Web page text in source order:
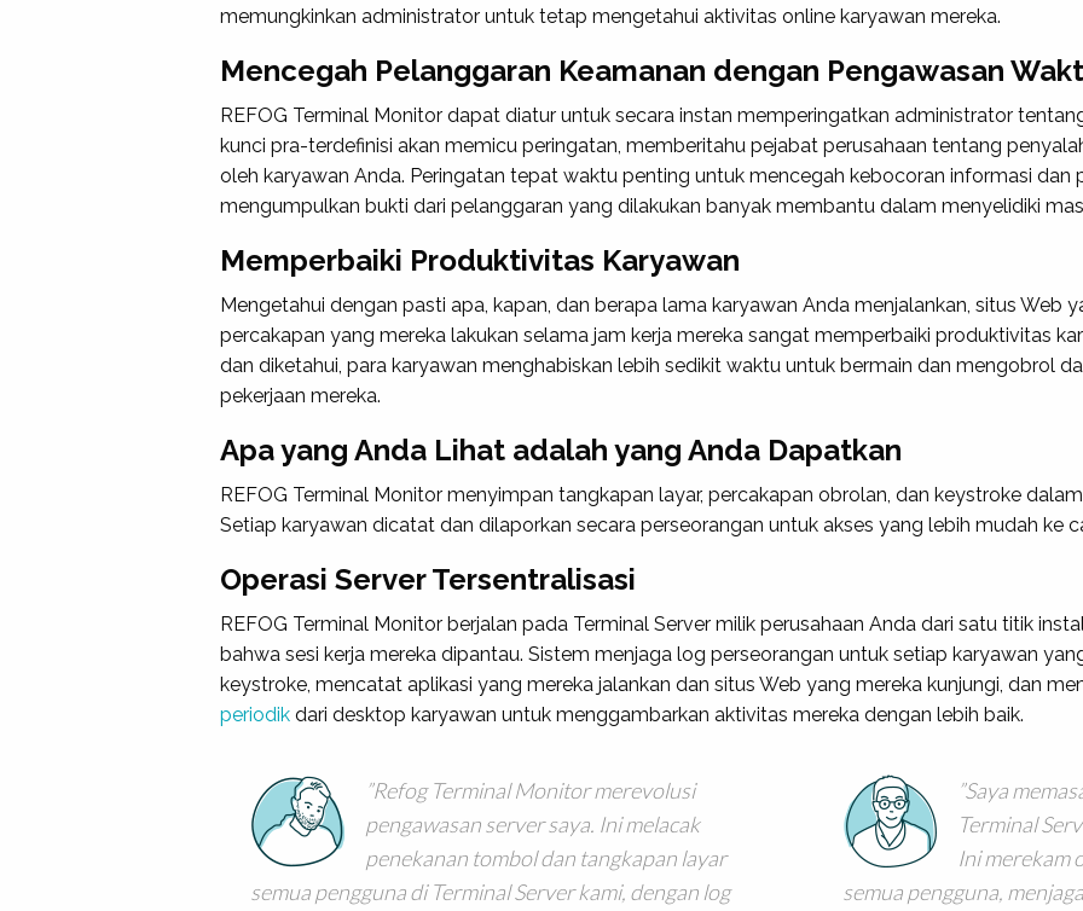
memungkinkan administrator untuk tetap mengetahui aktivitas online karyawan mereka.
Mencegah Pelanggaran Keamanan dengan Pengawasan
REFOG Terminal Monitor dapat diatur untuk secara instan memperingatkan administrator
kunci pra-terdefinisi akan memicu peringatan, memberitahu pejabat perusahaan tentang
oleh karyawan Anda. Peringatan tepat waktu penting untuk mencegah kebocoran informasi dan
mengumpulkan bukti dari pelanggaran yang dilakukan banyak membantu dalam menyelidiki
Memperbaiki Produktivitas Karyawan
Mengetahui dengan pasti apa, kapan, dan berapa lama karyawan Anda menjalankan, situs Web
percakapan yang mereka lakukan selama jam kerja mereka sangat memperbaiki produktivitas
dan diketahui, para karyawan menghabiskan lebih sedikit waktu untuk bermain dan mengobrol
pekerjaan mereka.
Apa yang Anda Lihat adalah yang Anda Dapatkan
REFOG Terminal Monitor menyimpan tangkapan layar, percakapan obrolan, dan keystroke
Setiap karyawan dicatat dan dilaporkan secara perseorangan untuk akses yang lebih mudah ke
Operasi Server Tersentralisasi
REFOG Terminal Monitor berjalan pada Terminal Server milik perusahaan Anda dari satu titik
bahwa sesi kerja mereka dipantau. Sistem menjaga log perseorangan untuk setiap karyawan
keystroke, mencatat aplikasi yang mereka jalankan dan situs Web yang mereka kunjungi, dan
periodik dari desktop karyawan untuk menggambarkan aktivitas mereka dengan lebih baik.
Refog Terminal Monitor merevolusi
pengawasan server saya. Ini melacak
penekanan tombol dan tangkapan layar
semua pengguna di Terminal Server kami, dengan log
Saya
Terminal
Ini merekam
semua pengguna,